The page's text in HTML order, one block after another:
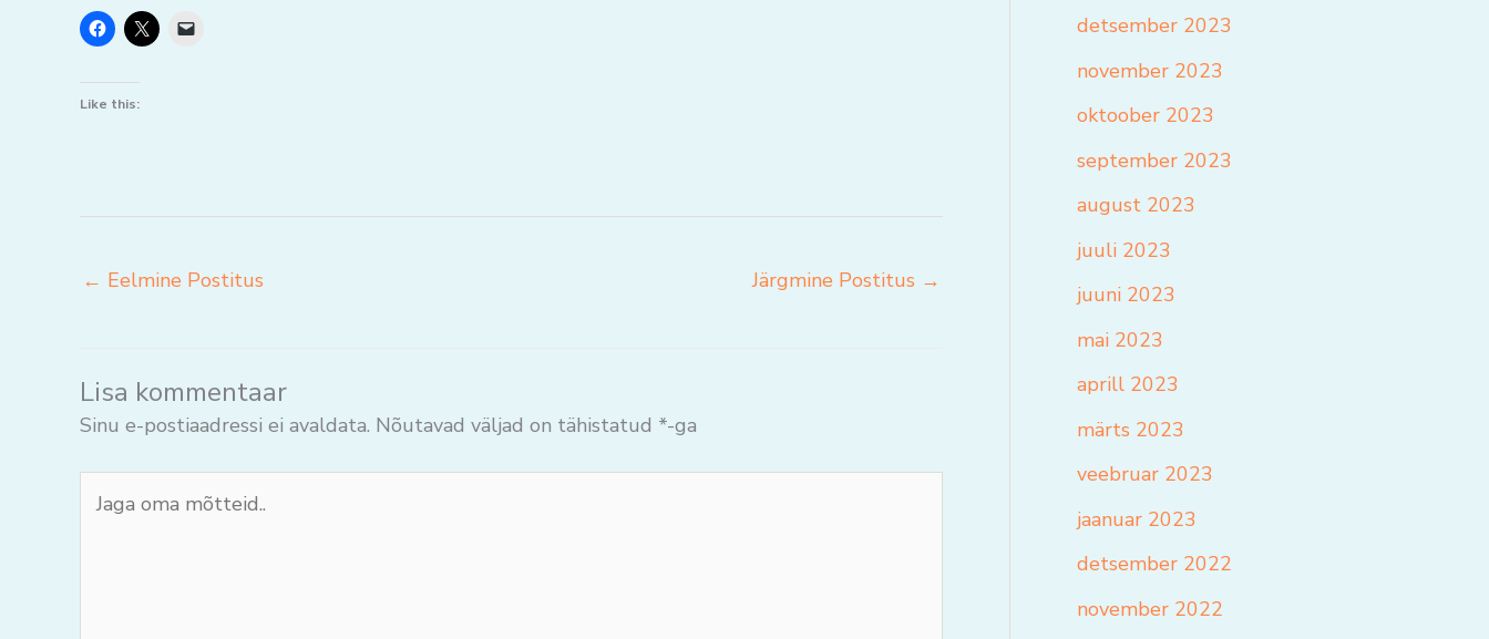
Like this:
← Eelmine Postitus Järgmine Postitus →
Lisa kommentaar
Sinu e-postiaadressi ei avaldata. Nõutavad väljad on tähistatud *-ga
oma
detsember 2023
november 2023
oktoober 2023
september 2023
august 2023
juuli 2023
juuni 2023
mai 2023
aprill 2023
märts 2023
veebruar 2023
jaanuar 2023
detsember 2022
november 2022